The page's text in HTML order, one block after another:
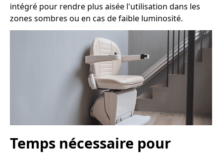
intégré pour rendre plus aisée l'utilisation dans les
zones sombres ou en cas de faible luminosité.
Temps nécessaire pour